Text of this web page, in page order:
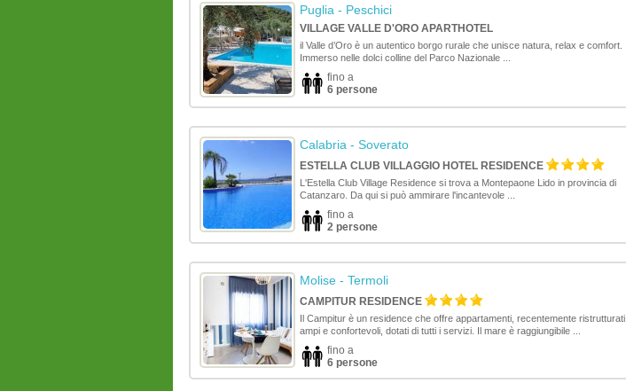
Puglia - Peschici
VILLAGE VALLE D'ORO APARTHOTEL
il Valle d’Oro è un autentico borgo rurale che unisce natura, relax e comfort.
Immerso nelle dolci colline del Parco Nazionale ...
fino a
6 persone
Calabria - Soverato
ESTELLA CLUB VILLAGGIO HOTEL RESIDENCE
L'Estella Club Village Residence si trova a Montepaone Lido in provincia di
Catanzaro. Da qui si può ammirare l'incantevole ...
fino a
2 persone
Molise- Termoli
CAMPITUR RESIDENCE
Il Campitur è un residence che offre appartamenti, recentemente ristrutturati,
ampi e confortevoli, dotati di tutti i servizi. Il mare è raggiungibile ...
fino a
6 persone